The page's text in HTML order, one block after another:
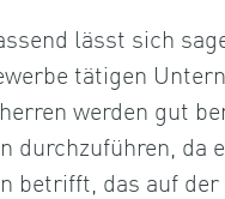
lässt sich
tätigen
werden gut
durchzuführen, da
betrifft, das auf